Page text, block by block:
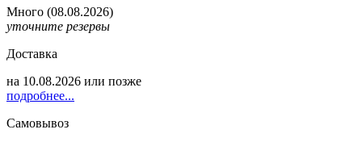
Много (08.08.2026)
уточните резервы
Доставка
на 10.08.2026 или позже
подробнее...
Самовывоз